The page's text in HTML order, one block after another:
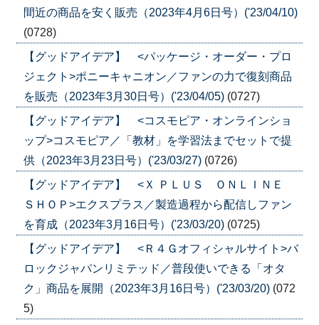
間近の商品を安く販売（2023年4月6日号）('23/04/10)
(0728)
【グッドアイデア】 <パッケージ・オーダー・プロ
ジェクト>ポニーキャニオン／ファンの力で復刻商品
を販売（2023年3月30日号）('23/04/05) (0727)
【グッドアイデア】 <コスモピア・オンラインショ
ップ>コスモピア／「教材」を学習法までセットで提
供（2023年3月23日号）('23/03/27) (0726)
【グッドアイデア】 <Ｘ ＰＬＵＳ ＯＮＬＩＮＥ
ＳＨＯＰ>エクスプラス／製造過程から配信しファン
を育成（2023年3月16日号）('23/03/20) (0725)
【グッドアイデア】 <Ｒ４Ｇオフィシャルサイト>バ
ロックジャパンリミテッド／普段使いできる「オタ
ク」商品を展開（2023年3月16日号）('23/03/20) (072
5)